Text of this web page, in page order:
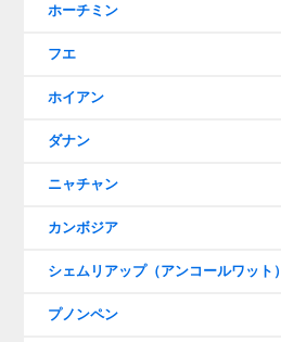
ホーチミン
フエ
ホイアン
ダナン
ニャチャン
カンボジア
シェムリアップ（アンコールワット）
プノンペン